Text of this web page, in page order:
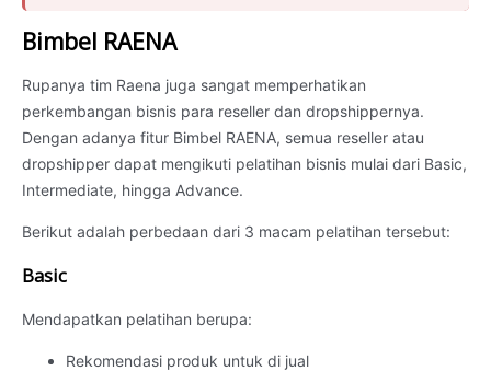
Bimbel RAENA
Rupanya tim Raena juga sangat memperhatikan
perkembangan bisnis para reseller dan dropshippernya.
Dengan adanya fitur Bimbel RAENA, semua reseller atau
dropshipper dapat mengikuti pelatihan bisnis mulai dari Basic,
Intermediate, hingga Advance.
Berikut adalah perbedaan dari 3 macam pelatihan tersebut:
Basic
Mendapatkan pelatihan berupa:
Rekomendasi produk untuk di jual